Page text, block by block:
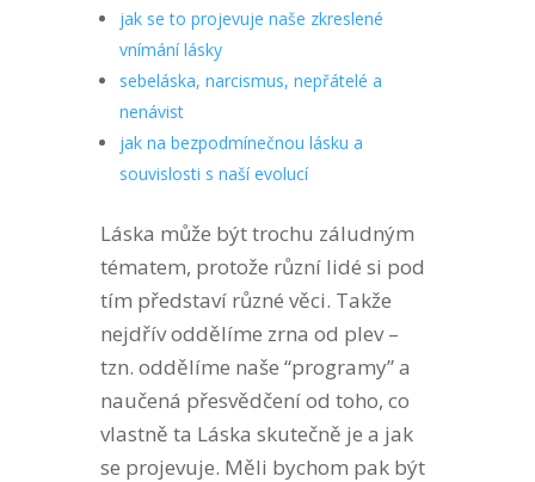
jak se to projevuje naše zkreslené
vnímání lásky
sebeláska, narcismus, nepřátelé a
nenávist
jak na bezpodmínečnou lásku a
souvislosti s naší evolucí
Láska může být trochu záludným
tématem, protože různí lidé si pod
tím představí různé věci. Takže
nejdřív oddělíme zrna od plev –
tzn. oddělíme naše “programy” a
naučená přesvědčení od toho, co
vlastně ta Láska skutečně je a jak
se projevuje. Měli bychom pak být